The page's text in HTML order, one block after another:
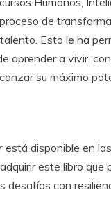
de
Esto le ha
aprender a vivir,
su máximo
está disponible en
este libro
con